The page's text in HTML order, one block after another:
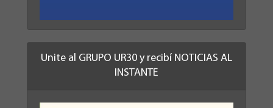
Unite al GRUPO UR30 y recibí NOTICIAS AL
INSTANTE